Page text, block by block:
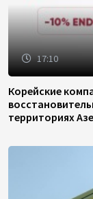
17:10
Корейские
территориях